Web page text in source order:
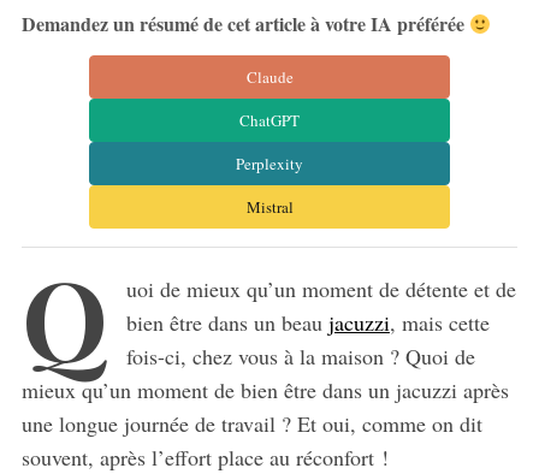
Demandez un résumé de cet article à votre IA préférée
Claude
ChatGPT
Perplexity
Mistral
Q
uoi de mieux qu’un moment de détente et de
bien être dans un beau jacuzzi, mais cette
fois-ci, chez vous à la maison ? Quoi de
mieux qu’un moment de bien être dans un jacuzzi après
une longue journée de travail ? Et oui, comme on dit
souvent, après l’effort place au réconfort !